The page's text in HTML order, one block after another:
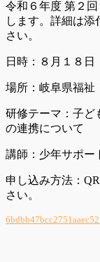
令和６年度 第２
します。詳細は
さい。
日時：８月１８日
場所：岐阜県福
研修テーマ：子ど
の連携について
講師：少年サポ
申し込み方法：
さい。